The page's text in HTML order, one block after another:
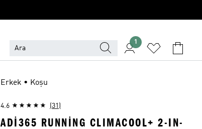
1
Erkek • Koşu
4.6 (31)
ADI365 RUNNING CLIMACOOL+ 2-IN-